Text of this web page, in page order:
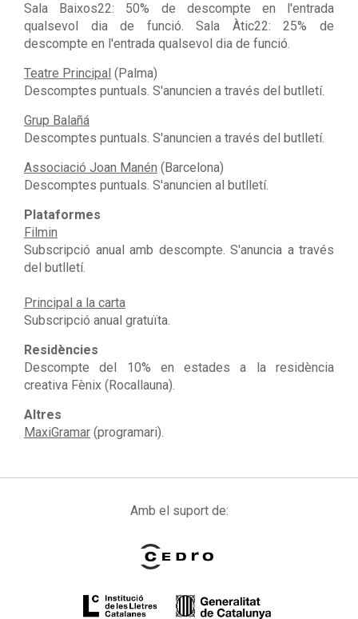
Sala Baixos22: 50% de descompte en l'entrada
qualsevol dia de funció. Sala Àtic22: 25% de
descompte en l'entrada qualsevol dia de funció.
Teatre Principal (Palma)
Descomptes puntuals. S'anuncien a través del butlletí.
Grup Balañá
Descomptes puntuals. S'anuncien a través del butlletí.
Associació Joan Manén (Barcelona)
Descomptes puntuals. S'anuncien al butlletí.
Plataformes
Filmin
Subscripció anual amb descompte. S'anuncia a través
del butlletí.
Principal a la carta
Subscripció anual gratuïta.
Residències
Descompte del 10% en estades a la residència
creativa Fènix (Rocallauna).
Altres
MaxiGramar (programari).
Amb el suport de: